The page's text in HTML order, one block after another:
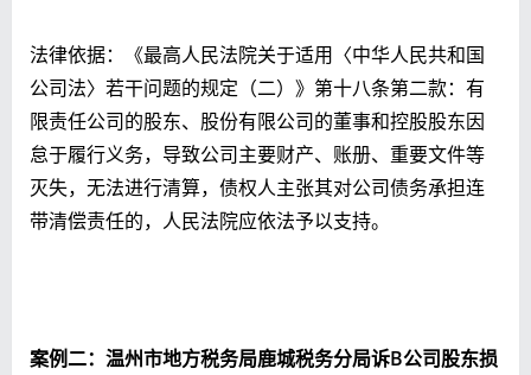
法律依据：《最高人民法院关于适用〈中华人民共和国
公司法〉若干问题的规定（二）》第十八条第二款：有
限责任公司的股东、股份有限公司的董事和控股股东因
怠于履行义务，导致公司主要财产、账册、重要文件等
灭失，无法进行清算，债权人主张其对公司债务承担连
带清偿责任的，人民法院应依法予以支持。
案例二：温州市地方税务局鹿城税务分局诉B公司股东损